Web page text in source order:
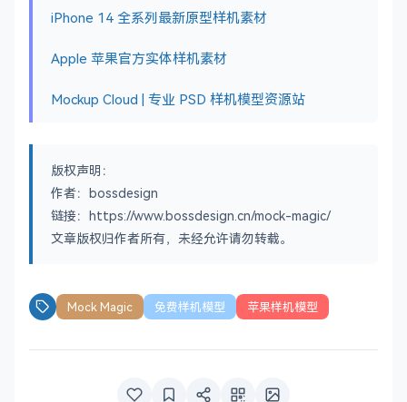
iPhone 14 全系列最新原型样机素材
Apple 苹果官方实体样机素材
Mockup Cloud | 专业 PSD 样机模型资源站
版权声明：
作者：bossdesign
链接：https://www.bossdesign.cn/mock-magic/
文章版权归作者所有，未经允许请勿转载。
Mock Magic 免费样机模型 苹果样机模型